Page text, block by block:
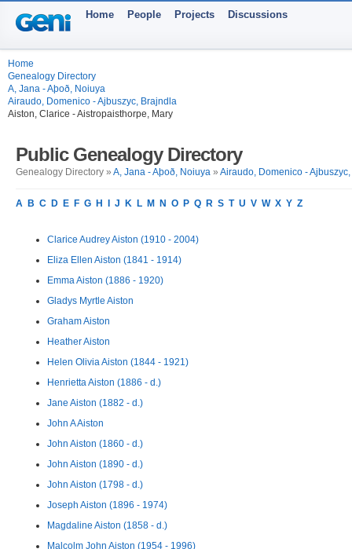
Home People Projects Discussions
Home
Genealogy Directory
A, Jana - Aþoð, Noiuya
Airaudo, Domenico - Ajbuszyc, Brajndla
Aiston, Clarice - Aistropaisthorpe, Mary
Public Genealogy Directory
Genealogy Directory » A, Jana - Aþoð, Noiuya » Airaudo, Domenico -
A B C D E F G H J K L M N O P Q R S T U V W X Y Z
Clarice Audrey Aiston (1910 - 2004)
Eliza Ellen Aiston (1841 - 1914)
Emma Aiston (1886 - 1920)
Gladys Myrtle Aiston
Graham Aiston
Heather Aiston
Helen Olivia Aiston (1844 - 1921)
Henrietta Aiston (1886 - d.)
Jane Aiston (1882 - d.)
John A Aiston
John Aiston (1860 - d.)
John Aiston (1890 - d.)
John Aiston (1798 - d.)
Joseph Aiston (1896 - 1974)
Magdaline Aiston (1858 - d.)
Malcolm John Aiston (1954 - 1996)